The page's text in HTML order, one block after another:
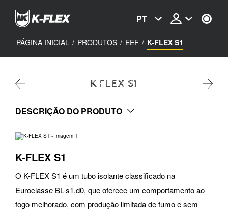
conteúdo
PT
PÁGINA INICIAL / PRODUTOS / EEF / K-FLEX S1
K-FLEX S1
DESCRIÇÃO DO PRODUTO
K-FLEX S1
O K-FLEX S1 é um tubo isolante classificado na
Euroclasse BL-s1,d0, que oferece um comportamento ao
fogo melhorado, com produção limitada de fumo e sem